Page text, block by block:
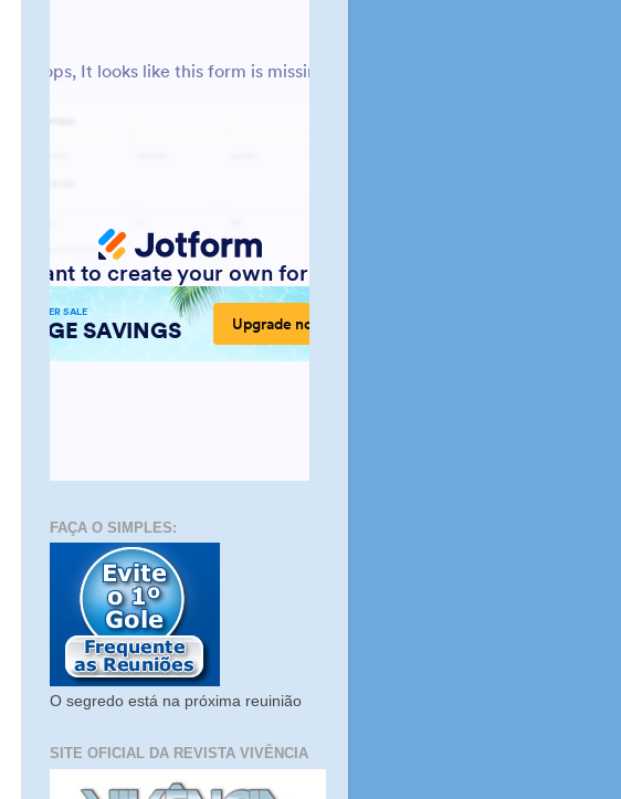
FAÇA O SIMPLES:
O segredo está na próxima reuinião
SITE OFICIAL DA REVISTA VIVÊNCIA